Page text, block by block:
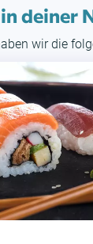
deiner
wir die